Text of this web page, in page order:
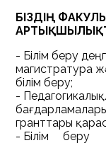
БІЗДІҢ
- Білім беру
магистратура
білім беру;
-
гранттары
- Білім